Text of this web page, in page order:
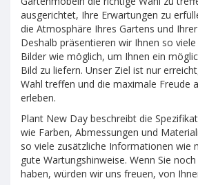
ausgerichtet, Ihre Erwartungen zu
die Atmosphäre Ihres Gartens und
Deshalb präsentieren wir Ihnen so
Bilder wie möglich, um Ihnen ein
Bild zu liefern. Unser Ziel ist nur
Wahl treffen und die maximale Freude
erleben.
Plant New Day beschreibt die
wie Farben, Abmessungen und
so viele zusätzliche Informationen wie
gute Wartungshinweise. Wenn Sie
haben, würden wir uns freuen, von